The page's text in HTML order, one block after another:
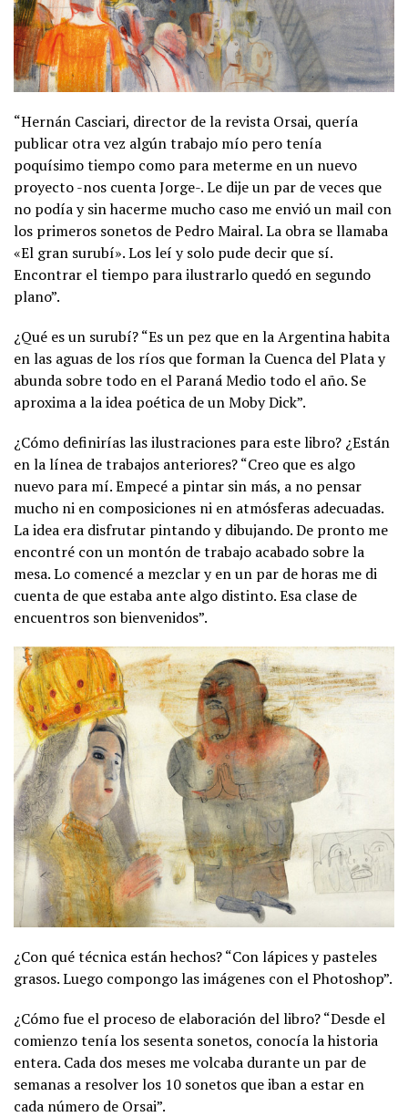
“Hernán Casciari, director de la revista Orsai, quería
publicar otra vez algún trabajo mío pero tenía
poquísimo tiempo como para meterme en un nuevo
proyecto -nos cuenta Jorge-. Le dije un par de veces que
no podía y sin hacerme mucho caso me envió un mail con
los primeros sonetos de Pedro Mairal. La obra se llamaba
«El gran surubí». Los leí y solo pude decir que sí.
Encontrar el tiempo para ilustrarlo quedó en segundo
plano”.
¿Qué es un surubí? “Es un pez que en la Argentina habita
en las aguas de los ríos que forman la Cuenca del Plata y
abunda sobre todo en el Paraná Medio todo el año. Se
aproxima a la idea poética de un Moby Dick”.
¿Cómo definirías las ilustraciones para este libro? ¿Están
en la línea de trabajos anteriores? “Creo que es algo
nuevo para mí. Empecé a pintar sin más, a no pensar
mucho ni en composiciones ni en atmósferas adecuadas.
La idea era disfrutar pintando y dibujando. De pronto me
encontré con un montón de trabajo acabado sobre la
mesa. Lo comencé a mezclar y en un par de horas me di
cuenta de que estaba ante algo distinto. Esa clase de
encuentros son bienvenidos”.
¿Con qué técnica están hechos? “Con lápices y pasteles
grasos. Luego compongo las imágenes con el Photoshop”.
¿Cómo fue el proceso de elaboración del libro? “Desde el
comienzo tenía los sesenta sonetos, conocía la historia
entera. Cada dos meses me volcaba durante un par de
semanas a resolver los 10 sonetos que iban a estar en
cada número de Orsai”.